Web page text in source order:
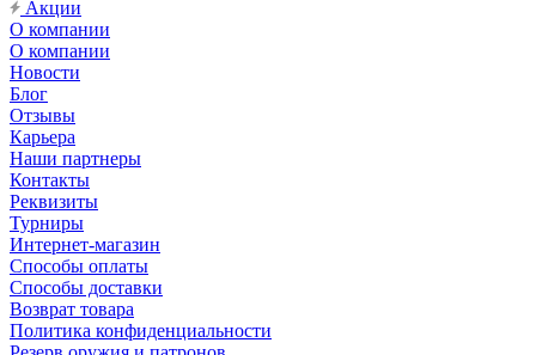
Акции
О компании
О компании
Новости
Блог
Отзывы
Карьера
Наши партнеры
Контакты
Реквизиты
Турниры
Интернет-магазин
Способы оплаты
Способы доставки
Возврат товара
Политика конфиденциальности